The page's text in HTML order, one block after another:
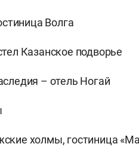
Волга
Казанское подворье
– отель Ногай
холмы, гостиница